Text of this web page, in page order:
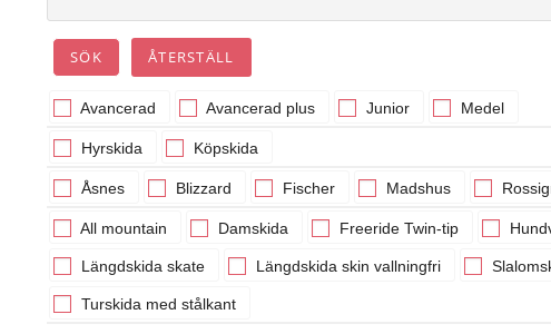
Avancerad Avancerad plus Junior Medel
Hyrskida Köpskida
Åsnes Blizzard Fischer Madshus
All mountain Damskida Freeride Twin-tip
Längdskida skate Längdskida skin vallningfri
Turskida med stålkant